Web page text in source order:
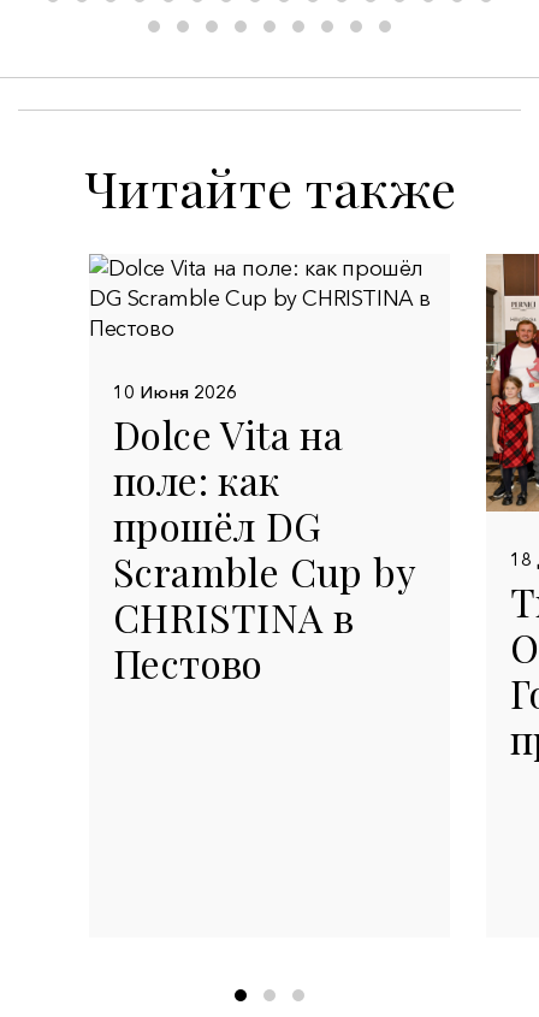
Читайте также
10 Июня 2026
Dolce Vita на
поле: как
прошёл DG
Scramble Cup by
CHRISTINA в
Пестово
18